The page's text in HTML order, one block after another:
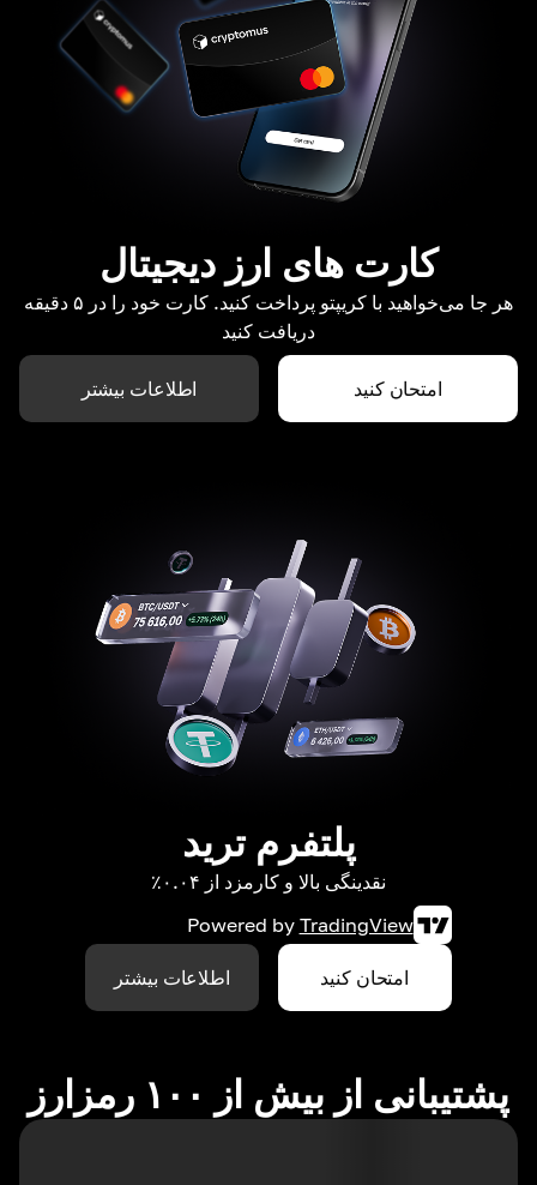
کارت های ارز دیجیتال
هر جا می‌خواهید با کریپتو پرداخت کنید. کارت خود را در ۵ دقیقه
دریافت کنید
امتحان کنید اطلاعات بیشتر
پلتفرم ترید
نقدینگی بالا و کارمزد از ۰.۰۴٪
Powered by TradingView
امتحان کنید اطلاعات بیشتر
پشتیبانی از بیش از ۱۰۰ رمزارز